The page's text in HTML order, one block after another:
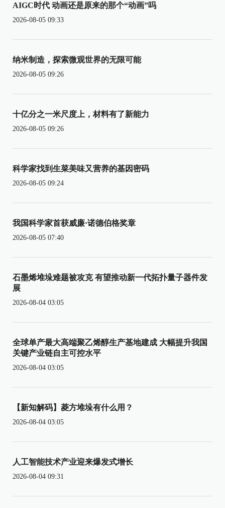
AIGC时代 动画还是原来的那个“动画”吗
2026-08-05 09:33
纳米制造，探索微观世界的无限可能
2026-08-05 09:26
十亿分之一米尺度上，材料有了新能力
2026-08-05 09:26
科学家找到生菜美味又营养的基因密码
2026-08-05 09:24
我国科学家首获威廉·诺德伯格奖章
2026-08-05 07:40
石墨烯堆垛难题被攻克 有望推动新一代拓扑量子器件发
展
2026-08-04 03:05
全球单产最大高端聚乙烯醇生产基地建成 大幅提升我国
关键产业链自主可控水平
2026-08-04 03:05
【新知解码】菱方堆垛有什么用？
2026-08-04 03:05
人工智能技术产业迎来爆发式增长
2026-08-04 09:31